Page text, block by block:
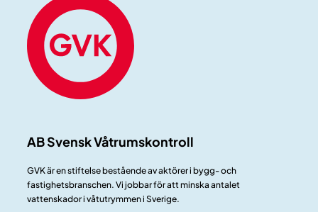
AB Svensk Våtrumskontroll
GVK är en stiftelse bestående av aktörer i bygg- och
fastighetsbranschen. Vi jobbar för att minska antalet
vattenskador i våtutrymmen i Sverige.